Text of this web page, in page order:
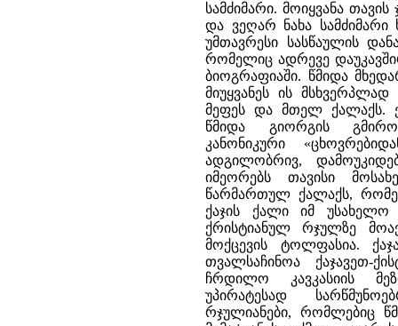
სამძიმარი. მოიყვანა
და ვეღარ ნახა
უმთავრესი სასწაულის
რომელიც ადრევე
ბიოგრაფიაში. წმიდა
მიუყვანეს ის
მეფეს და მთელ ქალაქს.
წმიდა გიორგის
კანონიკური
ადგილობრივ,
იმეორებს თავისი
წარმართულ ქალაქს,
ქაჯის ქალი იმ უსახელო
ქრისტიანულ რჯულზე
მოქცევის ტოლფასია.
თვალსაჩინოა ქაჯავეთ-
ჩრდილო კავკასიის
უპირატესად
რჯულიანები, რომლებიც